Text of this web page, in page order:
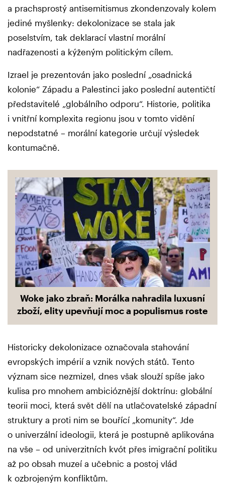
a prachsprostý antisemitismus zkondenzovaly kolem
jediné myšlenky: dekolonizace se stala jak
poselstvím, tak deklarací vlastní morální
nadřazenosti a kýženým politickým cílem.
Izrael je prezentován jako poslední „osadnická
kolonie“ Západu a Palestinci jako poslední autentičtí
představitelé „globálního odporu“. Historie, politika
i vnitřní komplexita regionu jsou v tomto vidění
nepodstatné – morální kategorie určují výsledek
kontumačně.
Woke jako zbraň: Morálka nahradila luxusní
zboží, elity upevňují moc a populismus roste
Historicky dekolonizace označovala stahování
evropských impérií a vznik nových států. Tento
význam sice nezmizel, dnes však slouží spíše jako
kulisa pro mnohem ambicióznější doktrínu: globální
teorii moci, která svět dělí na utlačovatelské západní
struktury a proti nim se bouřící „komunity“. Jde
o univerzální ideologii, která je postupně aplikována
na vše – od univerzitních kvót přes imigrační politiku
až po obsah muzeí a učebnic a postoj vlád
k ozbrojeným konfliktům.